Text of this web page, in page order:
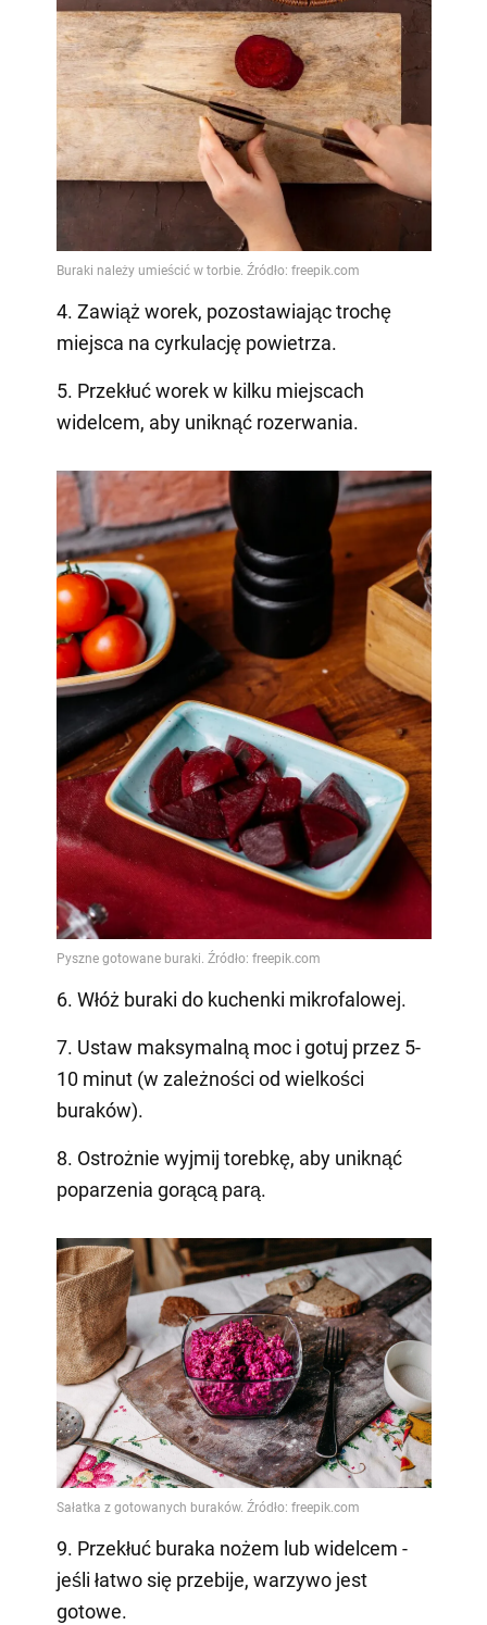
4. Zawiąż worek, pozostawiając trochę
miejsca na cyrkulację powietrza.
5. Przekłuć worek w kilku miejscach
widelcem, aby uniknąć rozerwania.
6. Włóż buraki do kuchenki mikrofalowej.
7. Ustaw maksymalną moc i gotuj przez 5-
10 minut (w zależności od wielkości
buraków).
8. Ostrożnie wyjmij torebkę, aby uniknąć
poparzenia gorącą parą.
9. Przekłuć buraka nożem lub widelcem -
jeśli łatwo się przebije, warzywo jest
gotowe.